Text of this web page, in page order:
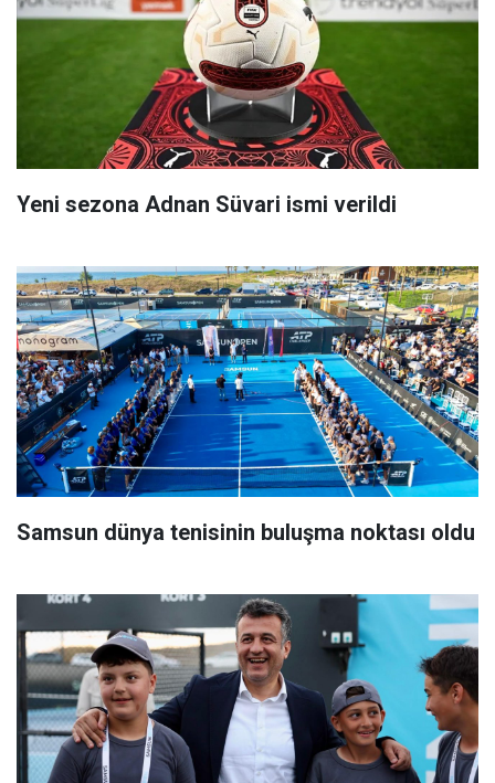
Yeni sezona Adnan Süvari ismi verildi
Samsun dünya tenisinin buluşma noktası oldu